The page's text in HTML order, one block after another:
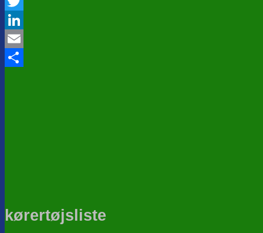
Twitter
LinkedIn
Email
kørertøjsliste